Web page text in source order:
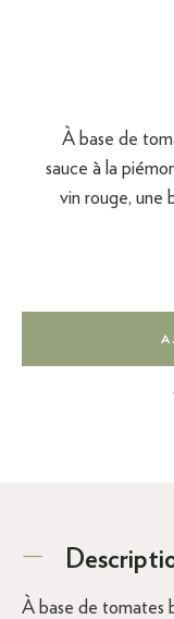
À base de
sauce à la
vin rouge, une
À base de tomates